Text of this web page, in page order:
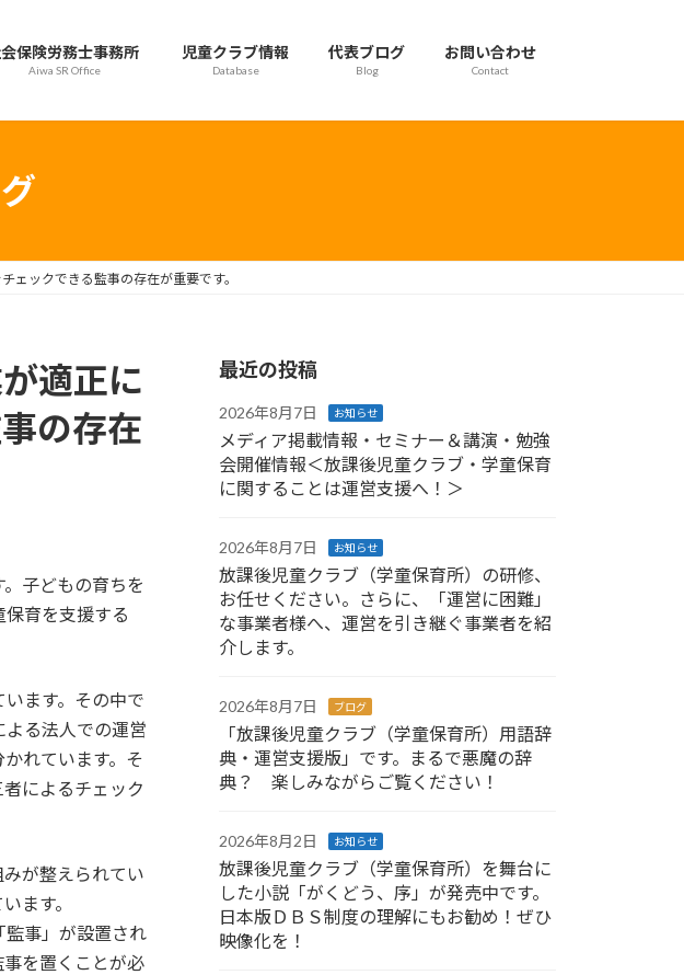
保険労務士事務所
Aiwa SR Office
児童クラブ情報
Database
代表ブログ
Blog
お問い合わせ
Contact
ェックできる監事の存在が重要です。
適正に
の存在
子どもの育ちを
育を支援する
ます。その中で
る法人での運営
れています。そ
によるチェック
が整えられてい
ます。
事」が設置され
を置くことが必
最近の投稿
2026年8月7日 お知らせ
メディア掲載情報・セミナー＆講演・勉強
会開催情報＜放課後児童クラブ・学童保育
に関することは運営支援へ！＞
2026年8月7日 お知らせ
放課後児童クラブ（学童保育所）の研修、
お任せください。さらに、「運営に困難」
な事業者様へ、運営を引き継ぐ事業者を紹
介します。
2026年8月7日 ブログ
「放課後児童クラブ（学童保育所）用語辞
典・運営支援版」です。まるで悪魔の辞
典？ 楽しみながらご覧ください！
2026年8月2日 お知らせ
放課後児童クラブ（学童保育所）を舞台に
した小説「がくどう、序」が発売中です。
日本版ＤＢＳ制度の理解にもお勧め！ぜひ
映像化を！